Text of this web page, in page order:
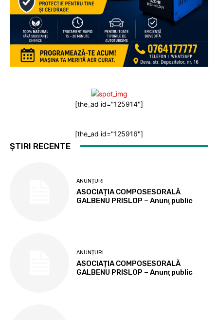
[the_ad id="125914"]
[the_ad id="125916"]
ȘTIRI RECENTE
ANUNȚURI
ASOCIAȚIA COMPOSESORALĂ
GALBENU PRISLOP – Anunţ public
ANUNȚURI
ASOCIAȚIA COMPOSESORALĂ
GALBENU PRISLOP – Anunţ public